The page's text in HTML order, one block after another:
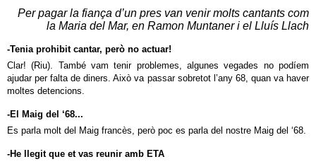
Per pagar la fiança d’un pres van venir molts cantants com
la Maria del Mar, en Ramon Muntaner i el Lluís Llach
-Tenia prohibit cantar, però no actuar!
Clar! (Riu). També vam tenir problemes, algunes vegades no podíem
ajudar per falta de diners. Això va passar sobretot l’any 68, quan va haver
moltes detencions.
-El Maig del ‘68...
Es parla molt del Maig francès, però poc es parla del nostre Maig del ‘68.
-He llegit que et vas reunir amb ETA